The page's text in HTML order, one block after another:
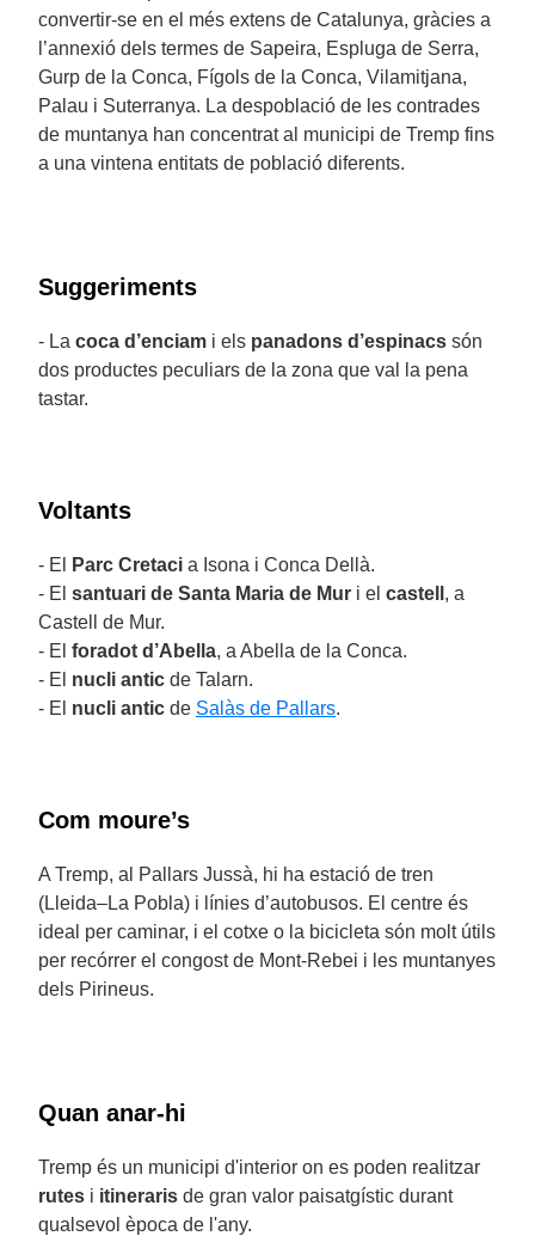
convertir-se en el més extens de Catalunya, gràcies a
l’annexió dels termes de Sapeira, Espluga de Serra,
Gurp de la Conca, Fígols de la Conca, Vilamitjana,
Palau i Suterranya. La despoblació de les contrades
de muntanya han concentrat al municipi de Tremp fins
a una vintena entitats de població diferents.
Suggeriments
- La coca d’enciam i els panadons d’espinacs són
dos productes peculiars de la zona que val la pena
tastar.
Voltants
- El Parc Cretaci a Isona i Conca Dellà.
- El santuari de Santa Maria de Mur i el castell , a
Castell de Mur.
- El foradot d’Abella, a Abella de la Conca.
- El nucli antic de Talarn.
- El nucli antic de Salàs de Pallars.
Com moure’s
A Tremp, al Pallars Jussà, hi ha estació de tren
(Lleida–La Pobla) i línies d’autobusos. El centre és
ideal per caminar, i el cotxe o la bicicleta són molt útils
per recórrer el congost de Mont-Rebei i les muntanyes
dels Pirineus.
Quan anar-hi
Tremp és un municipi d'interior on es poden realitzar
rutes i itineraris de gran valor paisatgístic durant
qualsevol època de l'any.